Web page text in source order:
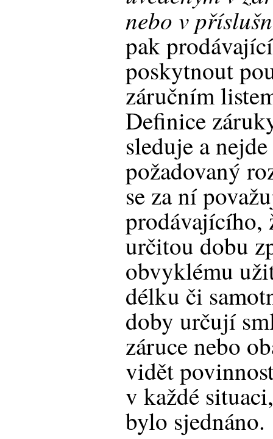
nebo v
pak
poskytnout
záručním
Definice
sleduje a
požadovaný
se za ní
prodávajícího,
určitou dobu
obvyklému
délku či
doby určují
záruce nebo
vidět
v každé
bylo sjednáno.